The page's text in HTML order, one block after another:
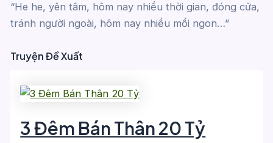
“He he, yên tâm, hôm nay nhiều thời gian, đóng cửa,
tránh người ngoài, hôm nay nhiều mồi ngon…”
Truyện Đề Xuất
3 Đêm Bán Thân 20 Tỷ